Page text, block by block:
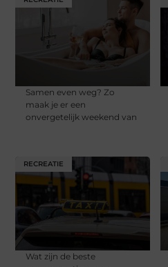
Samen even weg? Zo
maak je er een
onvergetelijk weekend van
RECREATIE
Wat zijn de beste